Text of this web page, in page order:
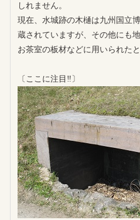
しれません。
現在、水城跡の木樋は九州国立
蔵されていますが、その他にも
お茶室の板材などに用いられた
〔ここに注目‼〕